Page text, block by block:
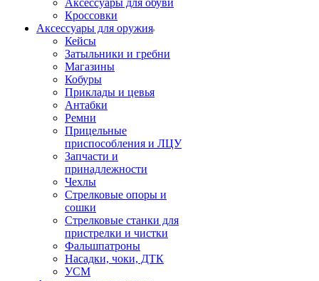
Аксессуары для обуви
Кроссовки
Аксессуары для оружия
Кейсы
Затыльники и гребни
Магазины
Кобуры
Приклады и цевья
Антабки
Ремни
Прицельные
приспособления и ЛЦУ
Запчасти и
принадлежности
Чехлы
Стрелковые опоры и
сошки
Стрелковые станки для
пристрелки и чистки
Фальшпатроны
Насадки, чоки, ДТК
УСМ